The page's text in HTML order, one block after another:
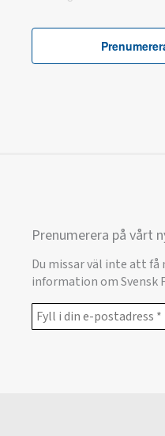
Prenumerera på vårt
Du missar väl inte att
information om Svensk